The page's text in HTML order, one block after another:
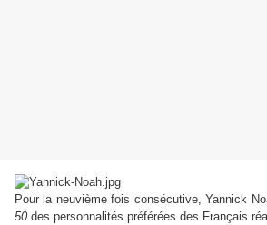
Pour la neuvième fois consécutive, Yannick
50 des personnalités préférées des Français